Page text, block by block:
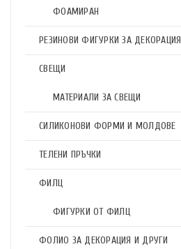
ФОАМИРАН
РЕЗИНОВИ ФИГУРКИ ЗА ДЕКОРАЦИЯ
СВЕЩИ
МАТЕРИАЛИ ЗА СВЕЩИ
СИЛИКОНОВИ ФОРМИ И МОЛДОВЕ
ТЕЛЕНИ ПРЪЧКИ
ФИЛЦ
ФИГУРКИ ОТ ФИЛЦ
ФОЛИО ЗА ДЕКОРАЦИЯ И ДРУГИ